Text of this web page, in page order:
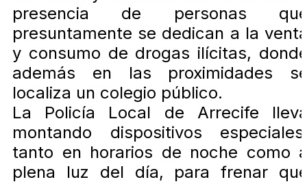
presencia de personas
presuntamente se dedican a la
y consumo de drogas ilícitas,
además en las proximidades
localiza un colegio público.
La Policía Local de Arrecife
montando dispositivos
tanto en horarios de noche como
plena luz del día, para frenar